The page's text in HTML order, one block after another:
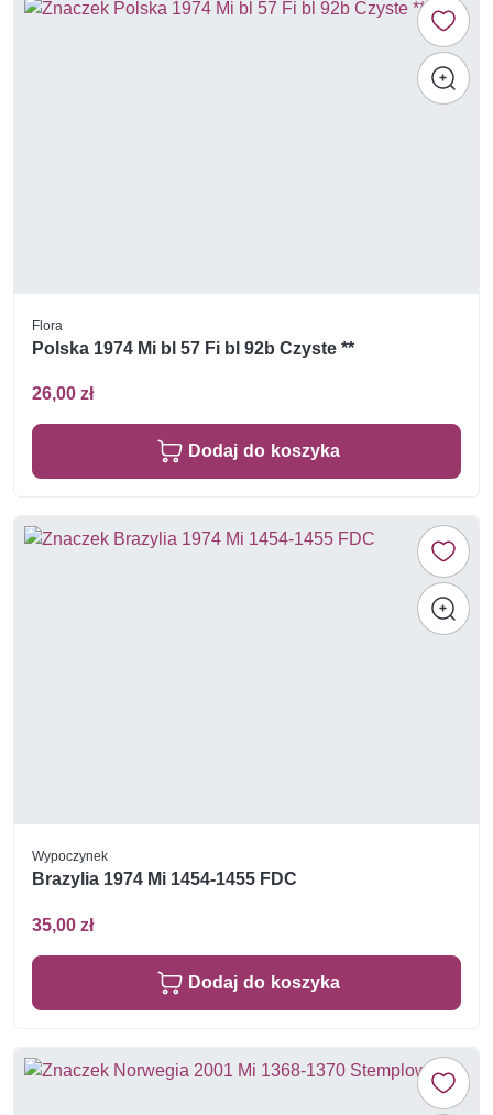
Flora
Polska 1974 Mi bl 57 Fi bl 92b Czyste **
26,00 zł
Dodaj do koszyka
Wypoczynek
Brazylia 1974 Mi 1454-1455 FDC
35,00 zł
Dodaj do koszyka